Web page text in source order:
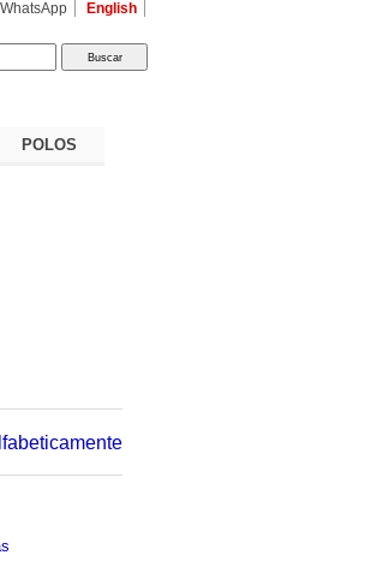
WhatsApp English
POLOS